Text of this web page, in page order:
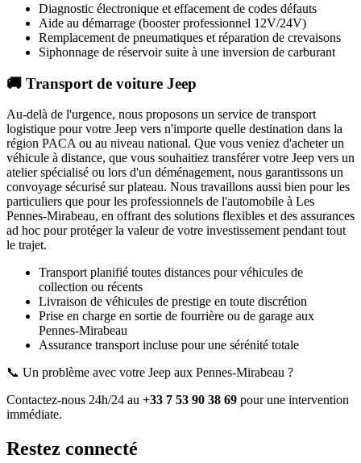
Diagnostic électronique et effacement de codes défauts
Aide au démarrage (booster professionnel 12V/24V)
Remplacement de pneumatiques et réparation de crevaisons
Siphonnage de réservoir suite à une inversion de carburant
🚚 Transport de voiture Jeep
Au-delà de l'urgence, nous proposons un service de transport
logistique pour votre Jeep vers n'importe quelle destination dans la
région PACA ou au niveau national. Que vous veniez d'acheter un
véhicule à distance, que vous souhaitiez transférer votre Jeep vers un
atelier spécialisé ou lors d'un déménagement, nous garantissons un
convoyage sécurisé sur plateau. Nous travaillons aussi bien pour les
particuliers que pour les professionnels de l'automobile à Les
Pennes-Mirabeau, en offrant des solutions flexibles et des assurances
ad hoc pour protéger la valeur de votre investissement pendant tout
le trajet.
Transport planifié toutes distances pour véhicules de
collection ou récents
Livraison de véhicules de prestige en toute discrétion
Prise en charge en sortie de fourrière ou de garage aux
Pennes-Mirabeau
Assurance transport incluse pour une sérénité totale
📞 Un problème avec votre Jeep aux Pennes-Mirabeau ?
Contactez-nous 24h/24 au +33 7 53 90 38 69 pour une intervention
immédiate.
Restez connecté